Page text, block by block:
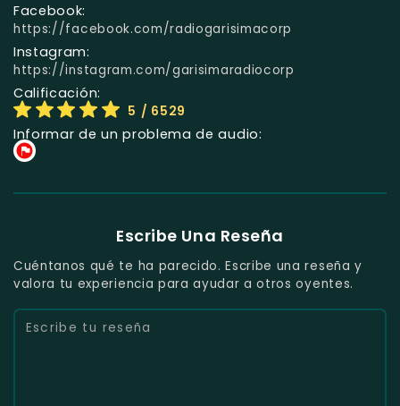
Facebook:
https://facebook.com/radiogarisimacorp
Instagram:
https://instagram.com/garisimaradiocorp
Calificación:
5 / 6529
Informar de un problema de audio:
Escribe Una Reseña
Cuéntanos qué te ha parecido. Escribe una reseña y
valora tu experiencia para ayudar a otros oyentes.